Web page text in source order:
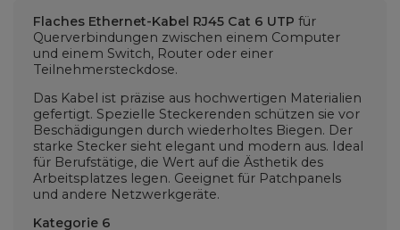
Flaches Ethernet-Kabel RJ45 Cat 6 UTP für
Querverbindungen zwischen einem Computer
und einem Switch, Router oder einer
Teilnehmersteckdose.
Das Kabel ist präzise aus hochwertigen Materialien
gefertigt. Spezielle Steckerenden schützen sie vor
Beschädigungen durch wiederholtes Biegen. Der
starke Stecker sieht elegant und modern aus. Ideal
für Berufstätige, die Wert auf die Ästhetik des
Arbeitsplatzes legen. Geeignet für Patchpanels
und andere Netzwerkgeräte.
Kategorie 6